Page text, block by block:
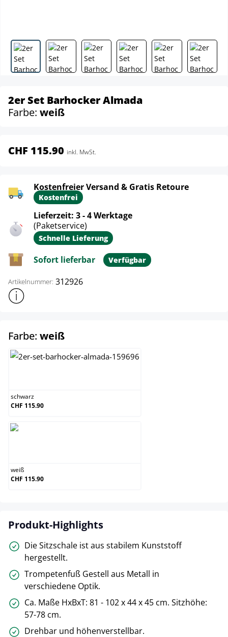
2er Set Barhocker Almada
Farbe: weiß
CHF 115.90 inkl. MwSt.
Kostenfreier Versand & Gratis Retoure
Kostenfrei
Lieferzeit: 3 - 4 Werktage
(Paketservice)
Schnelle Lieferung
Sofort lieferbar Verfügbar
Artikelnummer: 312926
Weitere Produktinformationen anzeigen
Farbe: weißauswählen
schwarz
CHF 115.90
weiß
CHF 115.90
Produkt-Highlights
Die Sitzschale ist aus stabilem Kunststoff
hergestellt.
Trompetenfuß Gestell aus Metall in
verschiedene Optik.
Ca. Maße HxBxT: 81 - 102 x 44 x 45 cm. Sitzhöhe:
57-78 cm.
Drehbar und höhenverstellbar.